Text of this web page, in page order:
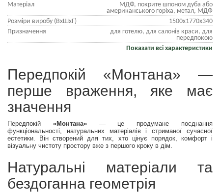
Матеріал
МДФ, покрите шпоном дуба або
американського горіха, метал, МДФ
Розміри виробу (ВхШхГ)
1500х1770х340
Призначення
для готелю, для салонів краси, для
передпокою
Показати всі характеристики
Передпокій «Монтана» —
перше враження, яке має
значення
Передпокій «Монтана»— це продумане поєднання
функціональності, натуральних матеріалів і стриманої сучасної
естетики. Він створений для тих, хто цінує порядок, комфорт і
візуальну чистоту простору вже з першого кроку в дім.
Натуральні матеріали та
бездоганна геометрія